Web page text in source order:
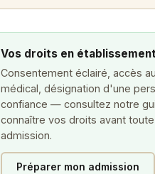
Vos droits en
Consentement éclairé, accès
médical, désignation d'une
confiance — consultez notre
connaître vos droits avant toute
admission.
Préparer mon admission